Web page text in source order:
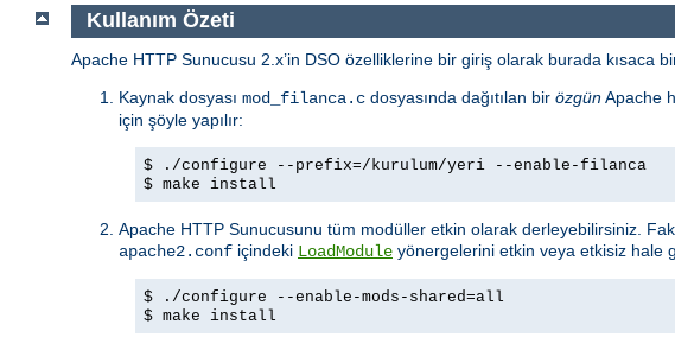
Kullanım Özeti
Apache HTTP Sunucusu 2.x’in DSO özelliklerine bir giriş olarak burada kısaca
Kaynak dosyası mod_filanca.c dosyasında dağıtılan bir özgünApache
için şöyle yapılır:
$ ./configure --prefix=/kurulum/yeri --enable-filanca
$ make install
Apache HTTP Sunucusunu tüm modüller etkin olarak derleyebilirsiniz.
apache2.conf içindeki LoadModule yönergelerini etkin veya etkisiz hale
$ ./configure --enable-mods-shared=all
$ make install